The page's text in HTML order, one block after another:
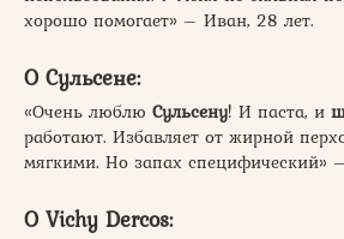
хорошо помогает» – Иван, 28 лет.
О Сульсене:
«Очень люблю Сульсену! И паста, и
работают. Избавляет от жирной
мягкими. Но запах специфический»
О Vichy Dercos: